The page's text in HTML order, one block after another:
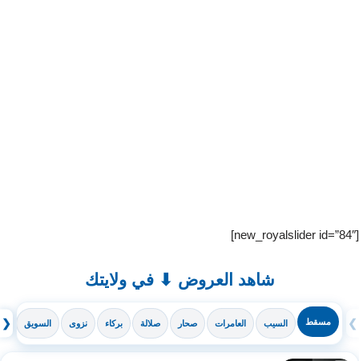
[new_royalslider id=”84″]
شاهد العروض ⬇ في ولايتك
❮ مسقط السيب العامرات صحار صلالة بركاء نزوى السويق ❯